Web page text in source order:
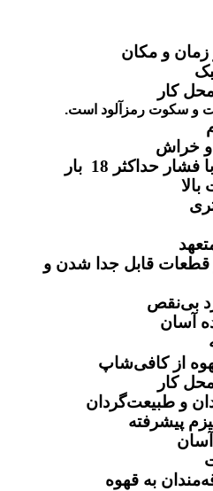
زمان و مکان
کار
و سکوت رمزآلود است.
و خراش
حداکثر 18 بار
قطعات قابل جدا شدن و
بی‌نقص
آسان
از کافی‌شاپ
کار
و طبیعت‌گردان
پیشرفته
به قهوه